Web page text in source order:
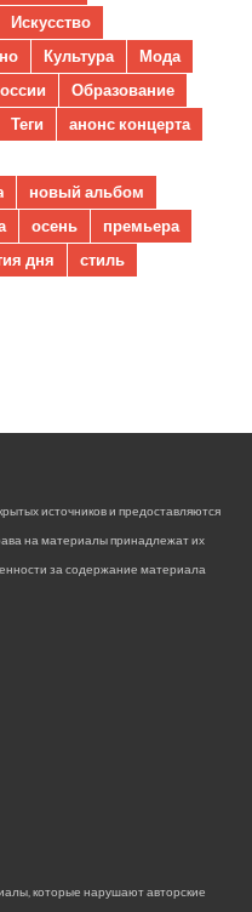
Искусство
Культура
Мода
Образование
Теги
анонс концерта
новый альбом
осень
премьера
дня
стиль
источников и предоставляются
на материалы принадлежат их
за содержание материала
которые нарушают авторские